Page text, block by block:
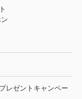
レゼントキャンペー